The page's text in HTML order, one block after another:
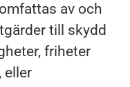
av och
till skydd
friheter
eller